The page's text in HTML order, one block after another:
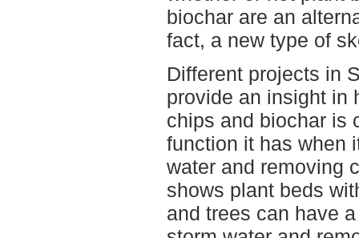
biochar are an
fact, a new type of
Different projects in
provide an insight in
chips and biochar is
function it has when
water and removing
shows plant beds
and trees can have